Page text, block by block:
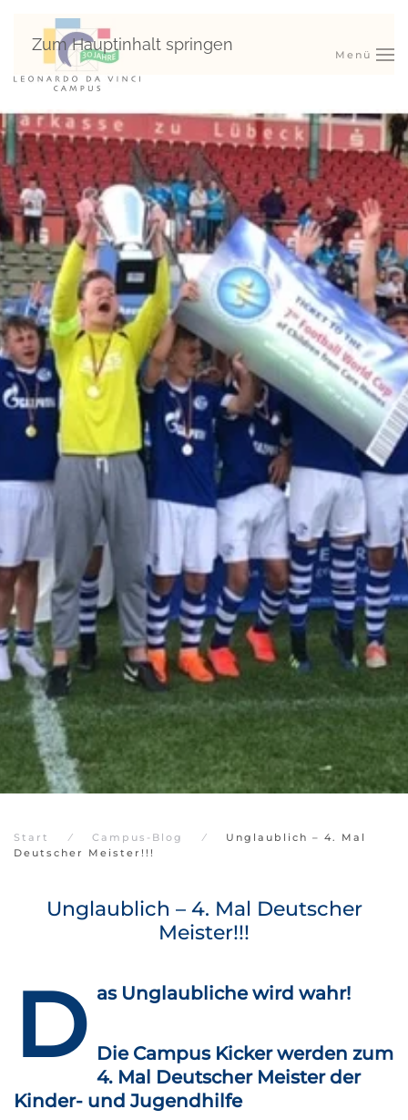
Zum Hauptinhalt springen
Menü
Start Campus-Blog
Unglaublich – 4. Mal
Deutscher Meister!!!
Unglaublich – 4. Mal Deutscher
Meister!!!
D as Unglaubliche wird wahr!
Die Campus Kicker werden zum
4. Mal Deutscher Meister der
Kinder- und Jugendhilfe